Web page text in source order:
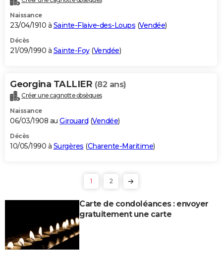
Naissance
23/04/1910 à Sainte-Flaive-des-Loups (Vendée)
Décès
21/09/1990 à Sainte-Foy(Vendée)
Georgina TALLIER (82 ans)
Créer une cagnotte obsèques
Naissance
06/03/1908 au Girouard (Vendée)
Décès
10/05/1990 à Surgères (Charente-Maritime)
1 2
Carte de condoléances : envoyer
gratuitement une carte